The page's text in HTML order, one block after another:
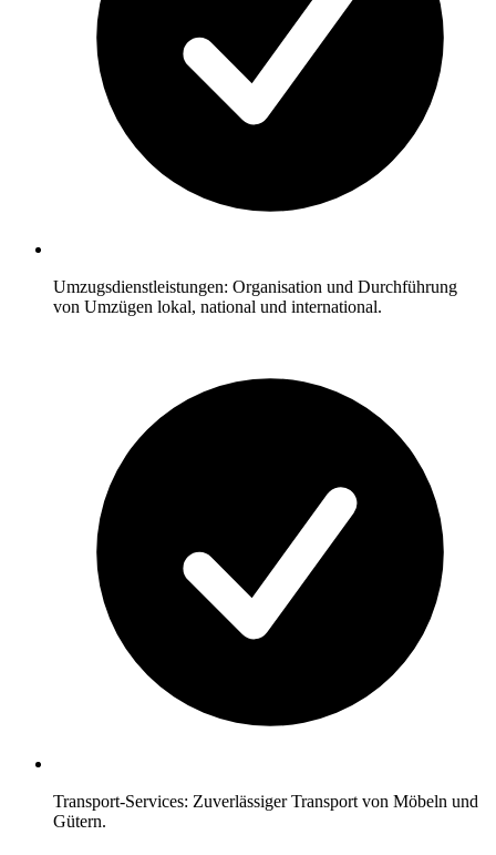
Umzugsdienstleistungen: Organisation und Durchführung
von Umzügen lokal, national und international.
Transport-Services: Zuverlässiger Transport von Möbeln und
Gütern.